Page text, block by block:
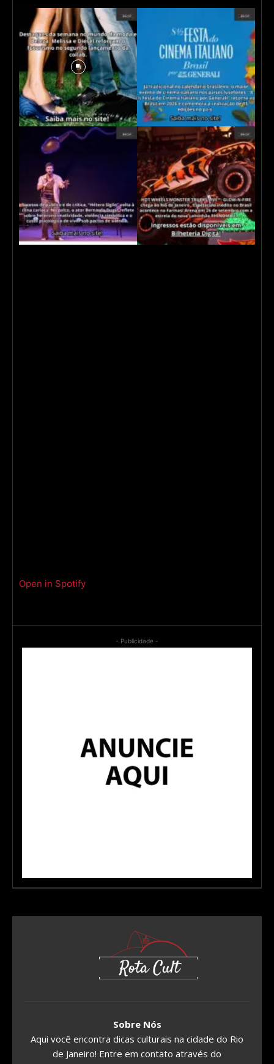
Open in Spotify
- Publicidade -
Sobre Nós
Aqui você encontra dicas culturais na cidade do Rio
de Janeiro! Entre em contato através do